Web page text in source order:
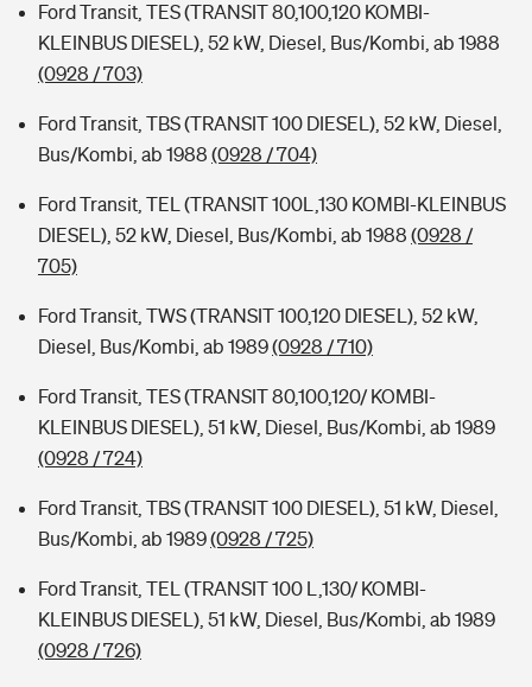
Ford Transit, TES (TRANSIT 80,100,120 KOMBI-
KLEINBUS DIESEL), 52 kW, Diesel, Bus/Kombi, ab 1988
(0928 / 703)
Ford Transit, TBS (TRANSIT 100 DIESEL), 52 kW, Diesel,
Bus/Kombi, ab 1988 (0928 / 704)
Ford Transit, TEL (TRANSIT 100L,130 KOMBI-KLEINBUS
DIESEL), 52 kW, Diesel, Bus/Kombi, ab 1988 (0928 /
705)
Ford Transit, TWS (TRANSIT 100,120 DIESEL), 52 kW,
Diesel, Bus/Kombi, ab 1989(0928 / 710)
Ford Transit, TES (TRANSIT 80,100,120/ KOMBI-
KLEINBUS DIESEL), 51 kW, Diesel, Bus/Kombi, ab 1989
(0928 / 724)
Ford Transit, TBS (TRANSIT 100 DIESEL), 51 kW, Diesel,
Bus/Kombi, ab 1989(0928 / 725)
Ford Transit, TEL (TRANSIT 100 L,130/ KOMBI-
KLEINBUS DIESEL), 51 kW, Diesel, Bus/Kombi, ab 1989
(0928 / 726)